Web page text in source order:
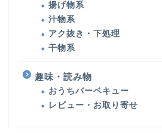
揚げ物系
汁物系
アク抜き・下処理
干物系
趣味・読み物
おうちバーベキュー
レビュー・お取り寄せ